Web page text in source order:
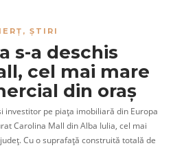
, ȘTIRI
s-a deschis
cel mai mare
din oraș
investitor pe piața imobiliară din Europa
Carolina Mall din Alba Iulia, cel mai
Cu o suprafață construită totală de